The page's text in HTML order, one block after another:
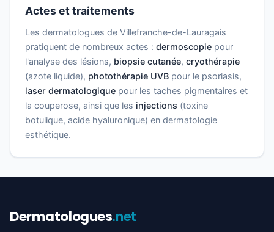
Actes et traitements
Les dermatologues de Villefranche-de-Lauragais
pratiquent de nombreux actes : dermoscopie pour
l'analyse des lésions, biopsie cutanée, cryothérapie
(azote liquide), photothérapie UVB pour le psoriasis,
laser dermatologique pour les taches pigmentaires et
la couperose, ainsi que les injections (toxine
botulique, acide hyaluronique) en dermatologie
esthétique.
Dermatologues.net